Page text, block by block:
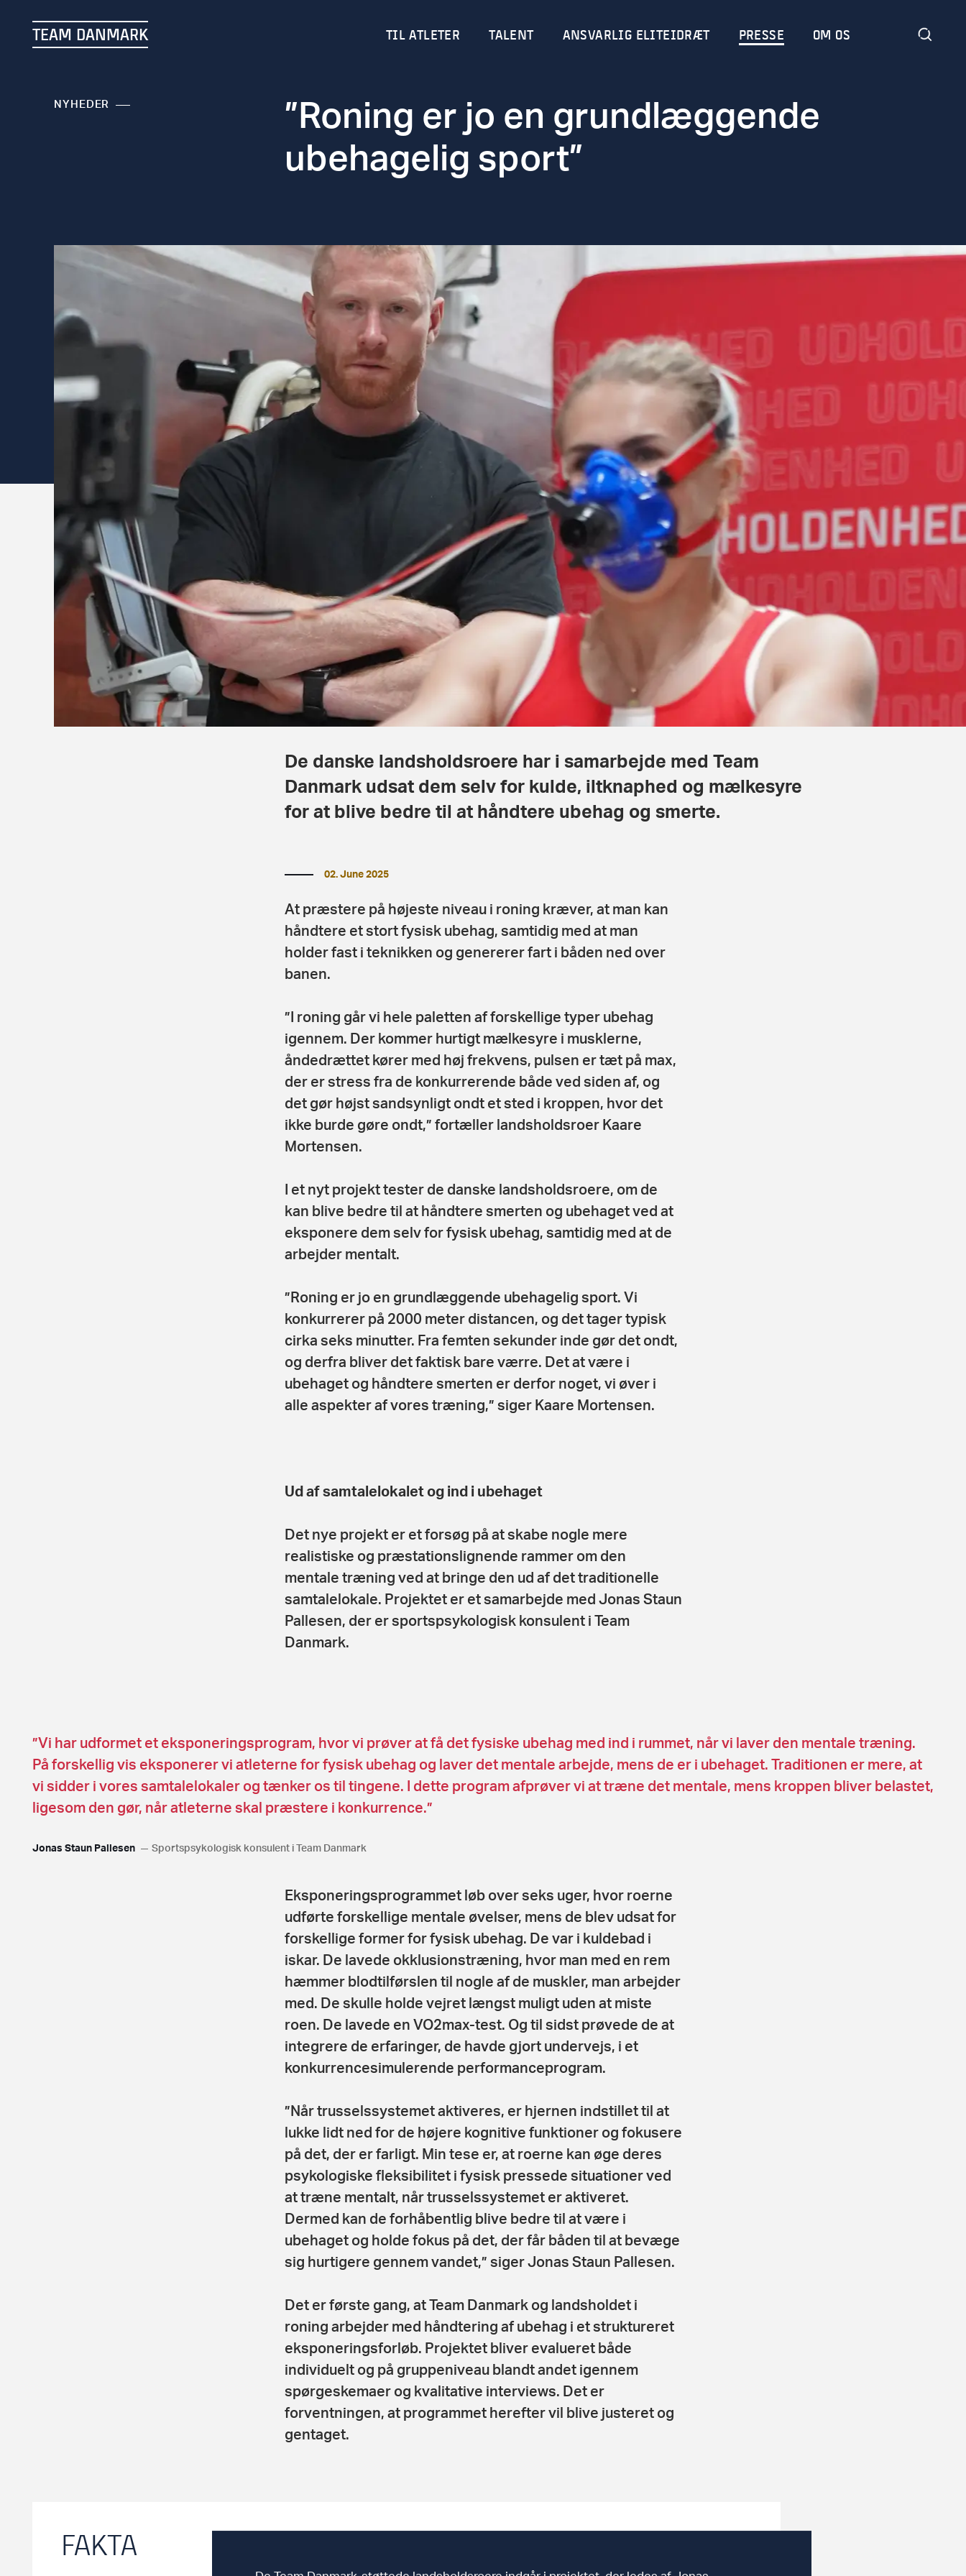
TEAM DANMARK TIL ATLETER TALENT ANSVARLIG ELITEIDRÆT PRESSE OM OS
NYHEDER
”Roning er jo en grundlæggende
ubehagelig sport”
De danske landsholdsroere har i samarbejde med Team
Danmark udsat dem selv for kulde, iltknaphed og mælkesyre
for at blive bedre til at håndtere ubehag og smerte.
02. June 2025
At præstere på højeste niveau i roning kræver, at man kan
håndtere et stort fysisk ubehag, samtidig med at man
holder fast i teknikken og genererer fart i båden ned over
banen.
”I roning går vi hele paletten af forskellige typer ubehag
igennem. Der kommer hurtigt mælkesyre i musklerne,
åndedrættet kører med høj frekvens, pulsen er tæt på max,
der er stress fra de konkurrerende både ved siden af, og
det gør højst sandsynligt ondt et sted i kroppen, hvor det
ikke burde gøre ondt,” fortæller landsholdsroer Kaare
Mortensen.
I et nyt projekt tester de danske landsholdsroere, om de
kan blive bedre til at håndtere smerten og ubehaget ved at
eksponere dem selv for fysisk ubehag, samtidig med at de
arbejder mentalt.
”Roning er jo en grundlæggende ubehagelig sport. Vi
konkurrerer på 2000 meter distancen, og det tager typisk
cirka seks minutter. Fra femten sekunder inde gør det ondt,
og derfra bliver det faktisk bare værre. Det at være i
ubehaget og håndtere smerten er derfor noget, vi øver i
alle aspekter af vores træning,” siger Kaare Mortensen.
Ud af samtalelokalet og ind i ubehaget
Det nye projekt er et forsøg på at skabe nogle mere
realistiske og præstationslignende rammer om den
mentale træning ved at bringe den ud af det traditionelle
samtalelokale. Projektet er et samarbejde med Jonas Staun
Pallesen, der er sportspsykologisk konsulent i Team
Danmark.
”Vi har udformet et eksponeringsprogram, hvor vi prøver at få det fysiske ubehag med ind i rummet, når vi laver den mentale træning.
På forskellig vis eksponerer vi atleterne for fysisk ubehag og laver det mentale arbejde, mens de er i ubehaget. Traditionen er mere, at
vi sidder i vores samtalelokaler og tænker os til tingene. I dette program afprøver vi at træne det mentale, mens kroppen bliver belastet,
ligesom den gør, når atleterne skal præstere i konkurrence.”
Jonas Staun Pallesen Sportspsykologisk konsulent i Team Danmark
Eksponeringsprogrammet løb over seks uger, hvor roerne
udførte forskellige mentale øvelser, mens de blev udsat for
forskellige former for fysisk ubehag. De var i kuldebad i
iskar. De lavede okklusionstræning, hvor man med en rem
hæmmer blodtilførslen til nogle af de muskler, man arbejder
med. De skulle holde vejret længst muligt uden at miste
roen. De lavede en VO2max-test. Og til sidst prøvede de at
integrere de erfaringer, de havde gjort undervejs, i et
konkurrencesimulerende performanceprogram.
”Når trusselssystemet aktiveres, er hjernen indstillet til at
lukke lidt ned for de højere kognitive funktioner og fokusere
på det, der er farligt. Min tese er, at roerne kan øge deres
psykologiske fleksibilitet i fysisk pressede situationer ved
at træne mentalt, når trusselssystemet er aktiveret.
Dermed kan de forhåbentlig blive bedre til at være i
ubehaget og holde fokus på det, der får båden til at bevæge
sig hurtigere gennem vandet,” siger Jonas Staun Pallesen.
Det er første gang, at Team Danmark og landsholdet i
roning arbejder med håndtering af ubehag i et struktureret
eksponeringsforløb. Projektet bliver evalueret både
individuelt og på gruppeniveau blandt andet igennem
spørgeskemaer og kvalitative interviews. Det er
forventningen, at programmet herefter vil blive justeret og
gentaget.
FAKTA